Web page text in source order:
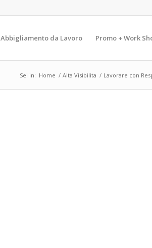
Abbigliamento da Lavoro Promo + Work
Sei in: Home / Alta Visibilita / Lavorare con